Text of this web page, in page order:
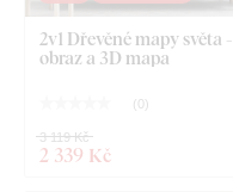
2v1 Dřevěné mapy světa -
obraz a 3D mapa
( 0)
2 339 Kč
3 119 Kč